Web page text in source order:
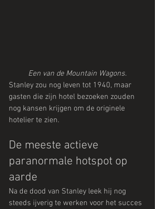
Een van de Mountain Wagons.
Stanley zou nog leven tot 1940, maar
gasten die zijn hotel bezoeken zouden
nog kansen krijgen om de originele
hotelier te zien.
De meeste actieve
paranormale hotspot op
aarde
Na de dood van Stanley leek hij nog
steeds ijverig te werken voor het succes